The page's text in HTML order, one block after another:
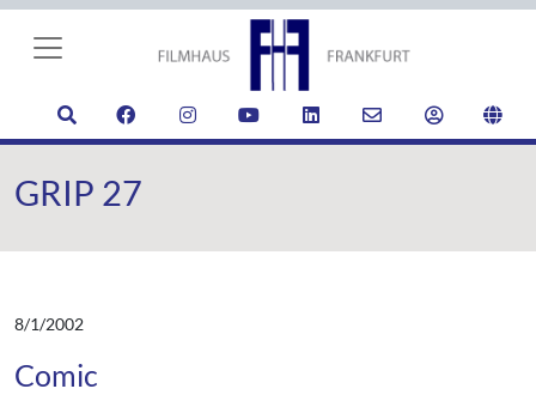
GRIP 27
8/1/2002
Comic